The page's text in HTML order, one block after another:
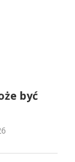
być